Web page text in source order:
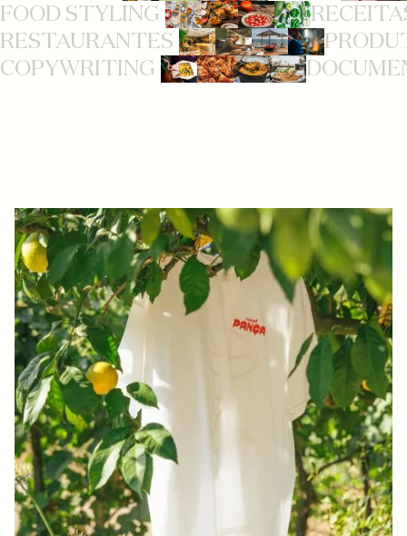
FOOD STYLING
RESTAURANTES
COPYWRITING